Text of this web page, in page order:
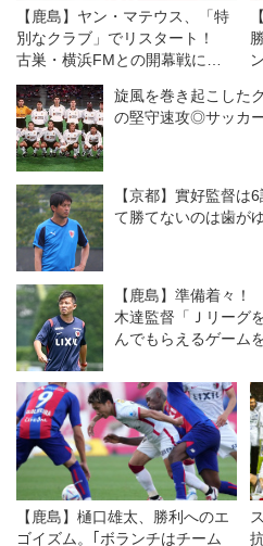
【鹿島】ヤン・マテウス、「特
別なクラブ」でリスタート！
古巣・横浜FMとの開幕戦に向
けては「感情的な試合になる」
が「勝利を求めたい！」旋風を巻き起こした
の堅守速攻◎サッカ
【京都】實好監督は
て勝てないのは歯がゆ
【鹿島】準備着々
木達監督「Ｊリーグ
んでもらえるゲーム
【鹿島】樋口雄太、勝利へのエ
ゴイズム。｢ボランチはチーム